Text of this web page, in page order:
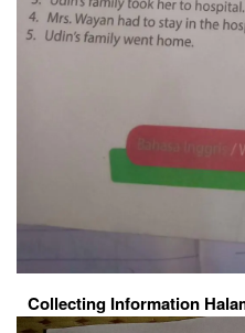
Collecting Information